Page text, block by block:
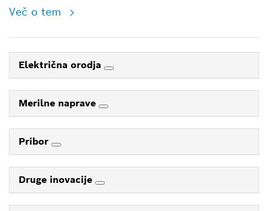
Več o tem
Električna orodja
Merilne naprave
Pribor
Druge inovacije